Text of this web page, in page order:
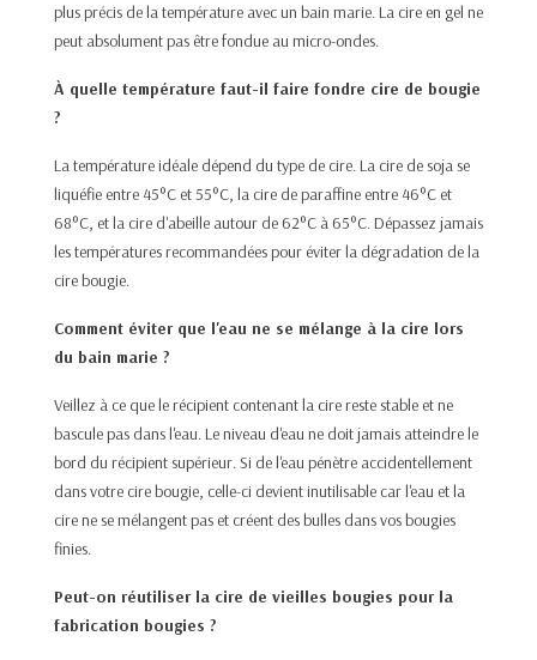
plus précis de la température avec un bain marie. La cire en gel ne
peut absolument pas être fondue au micro-ondes.​
À quelle température faut-il faire fondre cire de bougie
?
La température idéale dépend du type de cire. La cire de soja se
liquéfie entre 45°C et 55°C, la cire de paraffine entre 46°C et
68°C, et la cire d'abeille autour de 62°C à 65°C. Dépassez jamais
les températures recommandées pour éviter la dégradation de la
cire bougie.​
Comment éviter que l'eau ne se mélange à la cire lors
du bain marie ?
Veillez à ce que le récipient contenant la cire reste stable et ne
bascule pas dans l'eau. Le niveau d'eau ne doit jamais atteindre le
bord du récipient supérieur. Si de l'eau pénètre accidentellement
dans votre cire bougie, celle-ci devient inutilisable car l'eau et la
cire ne se mélangent pas et créent des bulles dans vos bougies
finies.​
Peut-on réutiliser la cire de vieilles bougies pour la
fabrication bougies ?